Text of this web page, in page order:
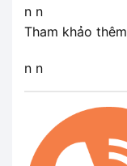
n n
Tham khảo thêm
n n